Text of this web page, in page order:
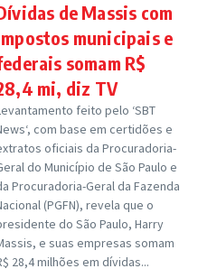
de Massis com
municipais e
somam R$
mi, diz TV
feito pelo ‘SBT
com base em certidões e
oficiais da Procuradoria-
do Município de São Paulo e
Procuradoria-Geral da Fazenda
(PGFN), revela que o
do São Paulo, Harry
e suas empresas somam
28,4 milhões em dívidas...